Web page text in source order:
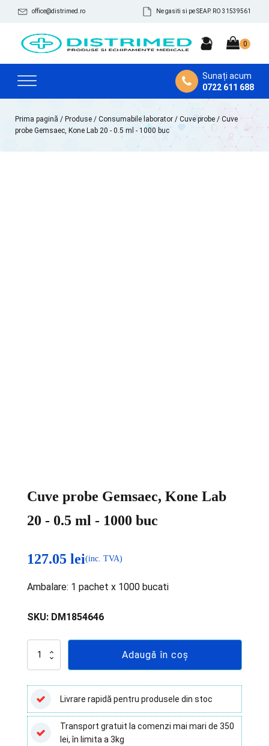
office@distrimed.ro Ne gasiti si pe SEAP. RO 31539561
Sunați acum
0722 611 688
Prima pagină / Produse / Consumabile laborator / Cuve probe / Cuve
probe Gemsaec, Kone Lab 20 - 0.5 ml - 1000 buc
Cuve probe Gemsaec, Kone Lab
20 - 0.5 ml - 1000 buc
127.05 lei(inc. TVA)
Ambalare: 1 pachet x 1000 bucati
SKU: DM1854646
Cantitate
probe
Gemsaec,
Kone
Lab
20
-
0.5
Adaugă în coș
Livrare rapidă pentru produsele din stoc
Transport gratuit la comenzi mai mari de 350
lei, în limita a 3kg